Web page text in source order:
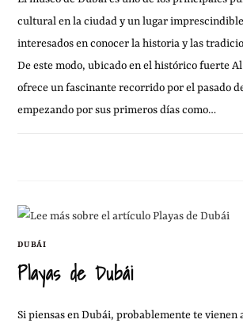
cultural en la ciudad y un lugar
interesados en conocer la historia y las
De este modo, ubicado en el histórico fuerte
ofrece un fascinante recorrido por el pasado
empezando por sus primeros días como…
DUBÁI
Playas de Dubái
Si piensas en Dubái, probablemente te vienen